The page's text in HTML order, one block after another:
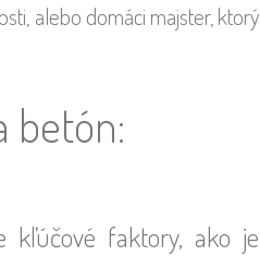
alebo domáci majster, ktorý
betón:
kľúčové faktory, ako je